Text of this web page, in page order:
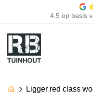
4.5 op basis
Ligger red class